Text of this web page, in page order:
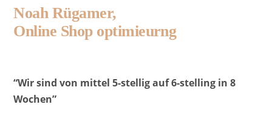
Noah Rügamer,
Online Shop optimieurng
“Wir sind von mittel 5-stellig auf 6-stelling in 8
Wochen”